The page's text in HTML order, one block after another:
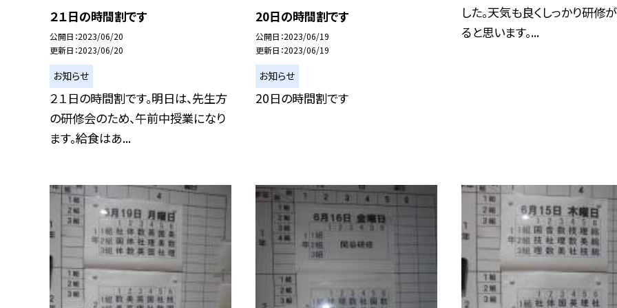
２１日の時間割です
公開日 2023/06/20
更新日 2023/06/20
お知らせ
２１日の時間割です。明日は、先生方
の研修会のため、午前中授業になり
ます。給食はあ...
20日の時間割です
公開日 2023/06/19
更新日 2023/06/19
お知らせ
20日の時間割です
した。天気も良くしっかり研修
ると思います。...